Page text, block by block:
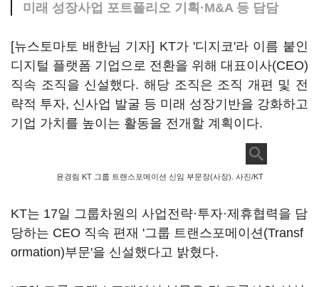
미래 성장사업 포트폴리오 기획·M&A 등 담담
[뉴스토마토 배한님 기자] KT가 '디지코'라 이름 붙인
디지털 플랫폼 기업으로 전환을 위해 대표이사(CEO)
직속 조직을 신설했다. 해당 조직은 조직 개편 및 전
략적 투자, 신사업 발굴 등 미래 성장기반을 강화하고
기업 가치를 높이는 활동을 전개할 계획이다.
윤경림 KT 그룹 트랜스포메이션 신임 부문장(사장). 사진/KT
KT는 17일 그룹차원의 사업전략·투자·제휴협력을 담
당하는 CEO 직속 편재 '그룹 트랜스포메이션(Transf
ormation)부문'을 신설했다고 밝혔다.